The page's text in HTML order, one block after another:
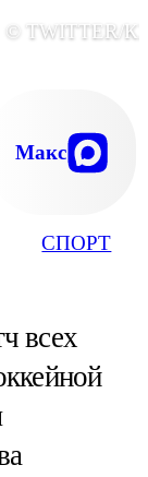
СПОРТ
© TWITTER/
Макс
всех